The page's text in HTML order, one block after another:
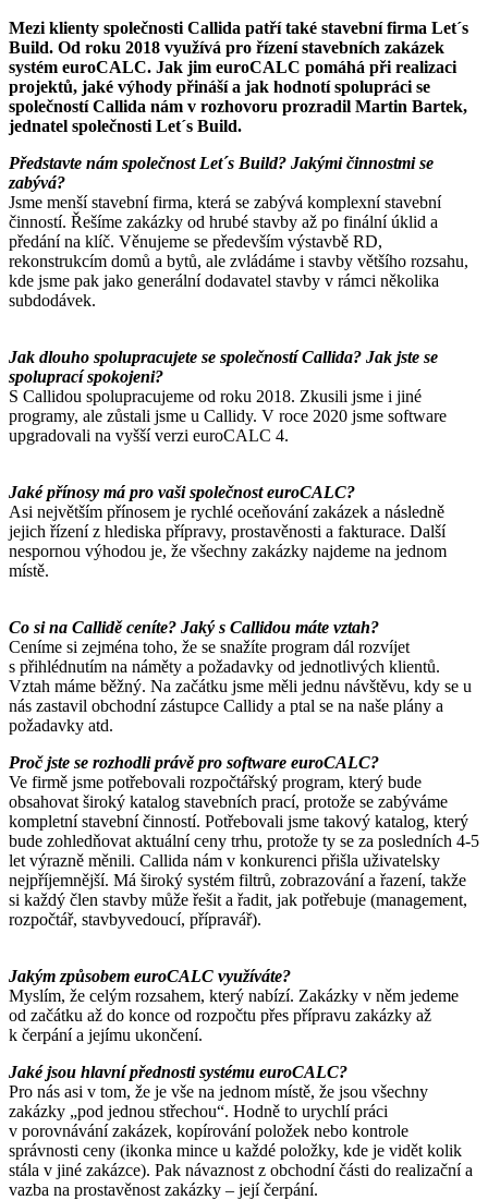
Mezi klienty společnosti Callida patří také stavební firma Let´s
Build. Od roku 2018 využívá pro řízení stavebních zakázek
systém euroCALC. Jak jim euroCALC pomáhá při realizaci
projektů, jaké výhody přináší a jak hodnotí spolupráci se
společností Callida nám v rozhovoru prozradil Martin Bartek,
jednatel společnosti Let´s Build.
Představte nám společnost Let´s Build? Jakými činnostmi se
zabývá?
Jsme menší stavební firma, která se zabývá komplexní stavební
činností. Řešíme zakázky od hrubé stavby až po finální úklid a
předání na klíč. Věnujeme se především výstavbě RD,
rekonstrukcím domů a bytů, ale zvládáme i stavby většího rozsahu,
kde jsme pak jako generální dodavatel stavby v rámci několika
subdodávek.
Jak dlouho spolupracujete se společností Callida? Jak jste se
spoluprací spokojeni?
S Callidou spolupracujeme od roku 2018. Zkusili jsme i jiné
programy, ale zůstali jsme u Callidy. V roce 2020 jsme software
upgradovali na vyšší verzi euroCALC 4.
Jaké přínosy má pro vaši společnost euroCALC?
Asi největším přínosem je rychlé oceňování zakázek a následně
jejich řízení z hlediska přípravy, prostavěnosti a fakturace. Další
nespornou výhodou je, že všechny zakázky najdeme na jednom
místě.
Co si na Callidě ceníte? Jaký s Callidou máte vztah?
Ceníme si zejména toho, že se snažíte program dál rozvíjet
s přihlédnutím na náměty a požadavky od jednotlivých klientů.
Vztah máme běžný. Na začátku jsme měli jednu návštěvu, kdy se u
nás zastavil obchodní zástupce Callidy a ptal se na naše plány a
požadavky atd.
Proč jste se rozhodli právě pro software euroCALC?
Ve firmě jsme potřebovali rozpočtářský program, který bude
obsahovat široký katalog stavebních prací, protože se zabýváme
kompletní stavební činností. Potřebovali jsme takový katalog, který
bude zohledňovat aktuální ceny trhu, protože ty se za posledních 4-5
let výrazně měnili. Callida nám v konkurenci přišla uživatelsky
nejpříjemnější. Má široký systém filtrů, zobrazování a řazení, takže
si každý člen stavby může řešit a řadit, jak potřebuje (management,
rozpočtář, stavbyvedoucí, přípravář).
Jakým způsobem euroCALC využíváte?
Myslím, že celým rozsahem, který nabízí. Zakázky v něm jedeme
od začátku až do konce od rozpočtu přes přípravu zakázky až
k čerpání a jejímu ukončení.
Jaké jsou hlavní přednosti systému euroCALC?
Pro nás asi v tom, že je vše na jednom místě, že jsou všechny
zakázky „pod jednou střechou“. Hodně to urychlí práci
v porovnávání zakázek, kopírování položek nebo kontrole
správnosti ceny (ikonka mince u každé položky, kde je vidět kolik
stála v jiné zakázce). Pak návaznost z obchodní části do realizační a
vazba na prostavěnost zakázky – její čerpání.